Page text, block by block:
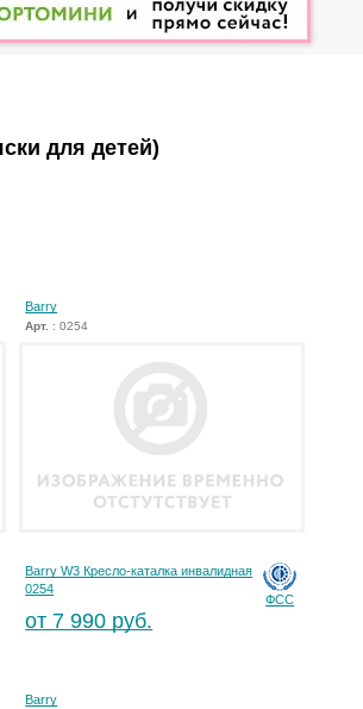
для детей)
Barry
Арт. : 0254
ФСС
Barry W3 Кресло-каталка инвалидная
0254
от 7 990 руб.
Barry